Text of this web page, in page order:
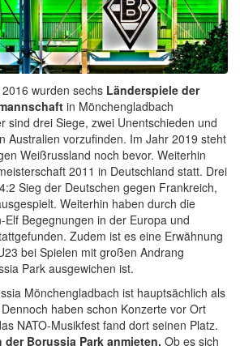
wurden sechs Länderspiele der
in Mönchengladbach
sind drei Siege, zwei Unentschieden und
Australien vorzufinden. Im Jahr 2019 steht
Weißrussland noch bevor. Weiterhin
2011 in Deutschland statt. Drei
Sieg der Deutschen gegen Frankreich,
Weiterhin haben durch die
Begegnungen in der Europa und
Zudem ist es eine Erwähnung
bei Spielen mit großen Andrang
Park ausgewichen ist.
Mönchengladbach ist hauptsächlich als
haben schon Konzerte vor Ort
NATO-Musikfest fand dort seinen Platz.
Borussia Park anmieten. Ob es sich